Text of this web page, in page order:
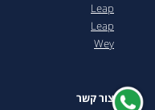
Leap
Leap
Wey
צור קשר